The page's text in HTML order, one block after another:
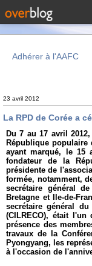
Adhérer à l'AAFC
23 avril 2012
La RPD de Corée a
Du 7 au 17 avril
République populaire
ayant marqué, le 15
fondateur de la
présidente de
formée, notamment,
secrétaire général
Bretagne et Ile-de-
secrétaire général
(CILRECO), était
présence des
travaux de la
Pyongyang, les
à l'occasion de